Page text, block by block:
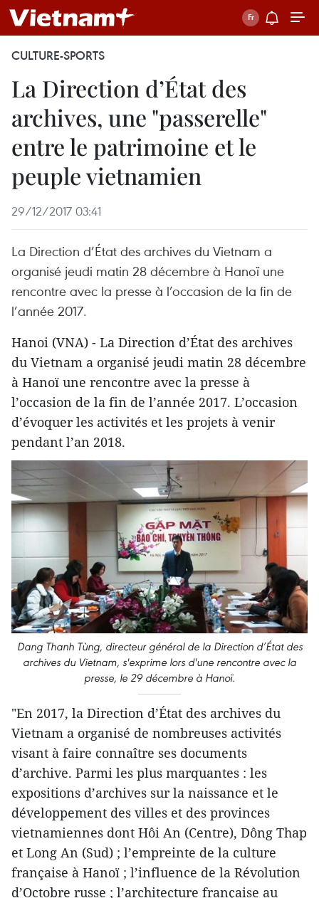
CULTURE-SPORTS
La Direction d’État des
archives, une "passerelle"
entre le patrimoine et le
peuple vietnamien
29/12/2017 03:41
La Direction d’État des archives du Vietnam a
organisé jeudi matin 28 décembre à Hanoï une
rencontre avec la presse à l’occasion de la fin de
l’année 2017.
Hanoi (VNA) - La Direction d’État des archives
du Vietnam a organisé jeudi matin 28 décembre
à Hanoï une rencontre avec la presse à
l’occasion de la fin de l’année 2017. L’occasion
d’évoquer les activités et les projets à venir
pendant l’an 2018.
Dang Thanh Tùng, directeur général de la Direction d’État des
archives du Vietnam, s'exprime lors d'une rencontre avec la
presse, le 29 décembre à Hanoï.
"En 2017, la Direction d’État des archives du
Vietnam a organisé de nombreuses activités
visant à faire connaître ses documents
d’archive. Parmi les plus marquantes : les
expositions d’archives sur la naissance et le
développement des villes et des provinces
vietnamiennes dont Hôi An (Centre), Dông Thap
et Long An (Sud) ; l’empreinte de la culture
française à Hanoï ; l’influence de la Révolution
d’Octobre russe ; l’architecture française au